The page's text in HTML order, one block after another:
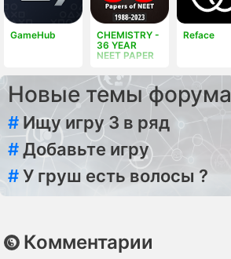
GameHub
CHEMISTRY -
36 YEAR
NEET PAPER
Reface
Новые темы форума
# Ищу игру 3 в ряд
#Добавьте игру
#У груш есть волосы ?
Комментарии